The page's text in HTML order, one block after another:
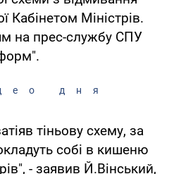
Кабінетом Міністрів.
на прес-службу СПУ
дня
тіньову схему, за
собі в кишеню
- заявив Й.Вінський,